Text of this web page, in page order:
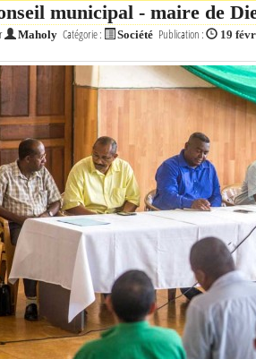
municipal - maire de
Maholy Catégorie : Société Publication : 19